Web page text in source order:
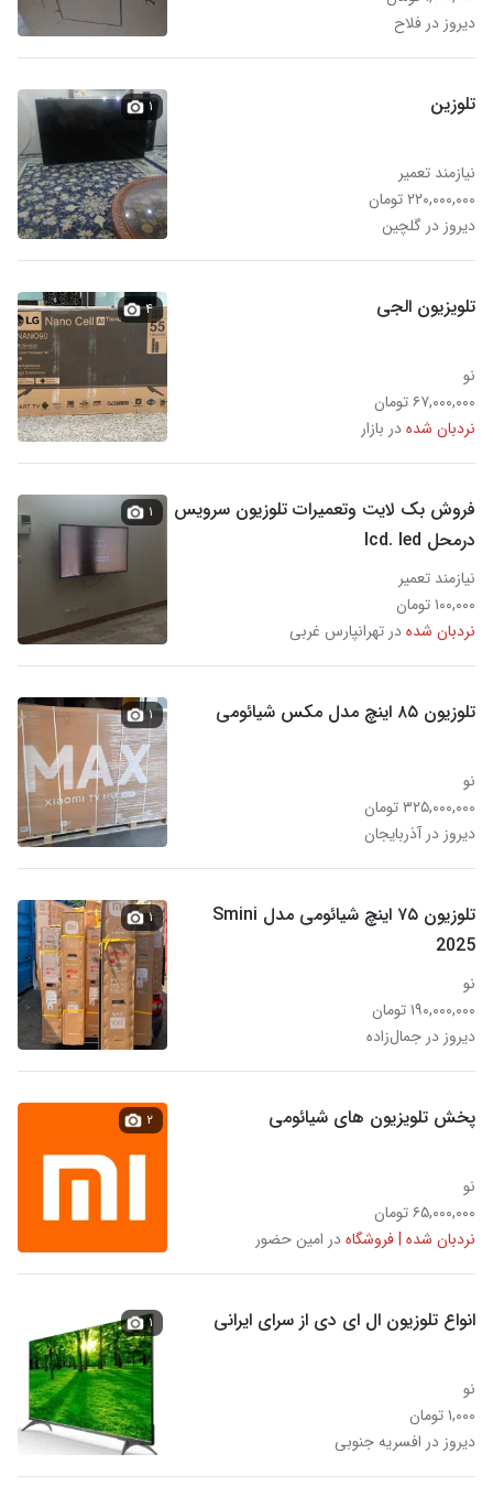
دیروز در فلاح
تلوزین
نیازمند تعمیر
۲۲۰,۰۰۰,۰۰۰ تومان
دیروز در گلچین
۱
تلویزیون الجی
نو
۶۷,۰۰۰,۰۰۰ تومان
نردبان شدهدر بازار
۴
فروش بک لایت وتعمیرات تلوزیون سرویس
درمحل lcd. led
نیازمند تعمیر
۱۰۰,۰۰۰ تومان
نردبان شدهدر تهرانپارس غربی
۱
تلوزیون ۸۵ اینچ مدل مکس شیائومی
نو
۳۲۵,۰۰۰,۰۰۰ تومان
دیروز در آذربایجان
۱
تلوزیون ۷۵ اینچ شیائومی مدل Smini
2025
نو
۱۹۰,۰۰۰,۰۰۰ تومان
دیروز در جمال‌زاده
۱
پخش تلویزیون های شیائومی
نو
۶۵,۰۰۰,۰۰۰ تومان
نردبان شده | فروشگاهدر امین حضور
۲
انواع تلوزیون ال ای دی از سرای ایرانی
نو
۱,۰۰۰ تومان
دیروز در افسریه جنوبی
۱